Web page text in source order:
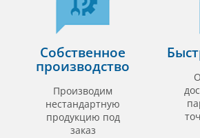
Собственное
производство
Производим
нестандартную
продукцию под
заказ